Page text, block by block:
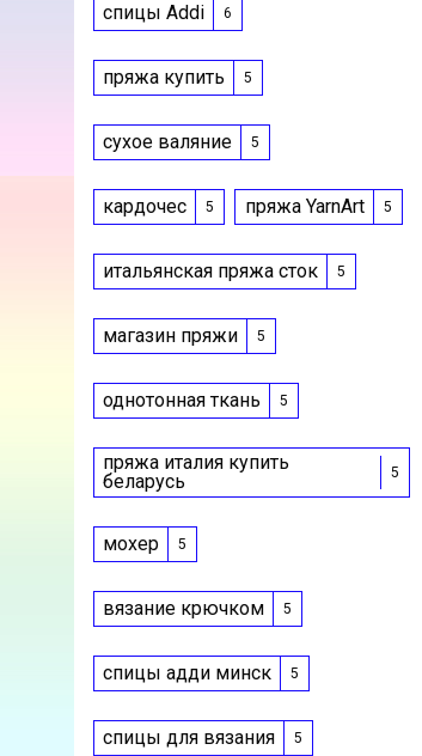
спицы Addi 6
пряжа купить 5
сухое валяние 5
кардочес 5 пряжа YarnArt 5
итальянская пряжа сток 5
магазин пряжи 5
однотонная ткань 5
пряжа италия купить
беларусь
5
мохер 5
вязание крючком 5
спицы адди минск 5
спицы для вязания 5